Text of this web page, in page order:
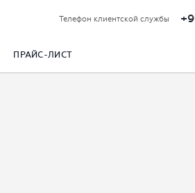
Телефон клиентской службы
ПРАЙС-ЛИСТ